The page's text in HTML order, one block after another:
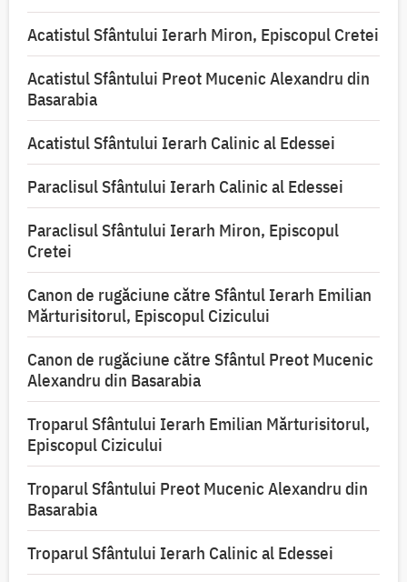
Acatistul Sfântului Ierarh Miron, Episcopul Cretei
Acatistul Sfântului Preot Mucenic Alexandru din
Basarabia
Acatistul Sfântului Ierarh Calinic al Edessei
Paraclisul Sfântului Ierarh Calinic al Edessei
Paraclisul Sfântului Ierarh Miron, Episcopul
Cretei
Canon de rugăciune către Sfântul Ierarh Emilian
Mărturisitorul, Episcopul Cizicului
Canon de rugăciune către Sfântul Preot Mucenic
Alexandru din Basarabia
Troparul Sfântului Ierarh Emilian Mărturisitorul,
Episcopul Cizicului
Troparul Sfântului Preot Mucenic Alexandru din
Basarabia
Troparul Sfântului Ierarh Calinic al Edessei